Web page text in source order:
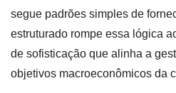
segue padrões simples de
estruturado rompe essa lógica
de sofisticação que alinha a
objetivos macroeconômicos da